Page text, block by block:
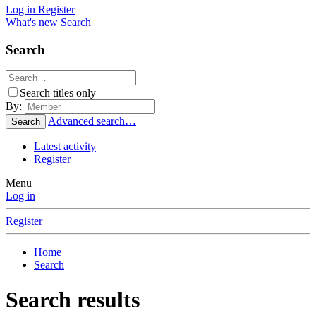
Log in Register
What's new Search
Search
Search titles only
By:
Search Advanced search…
Latest activity
Register
Menu
Log in
Register
Home
Search
Search results